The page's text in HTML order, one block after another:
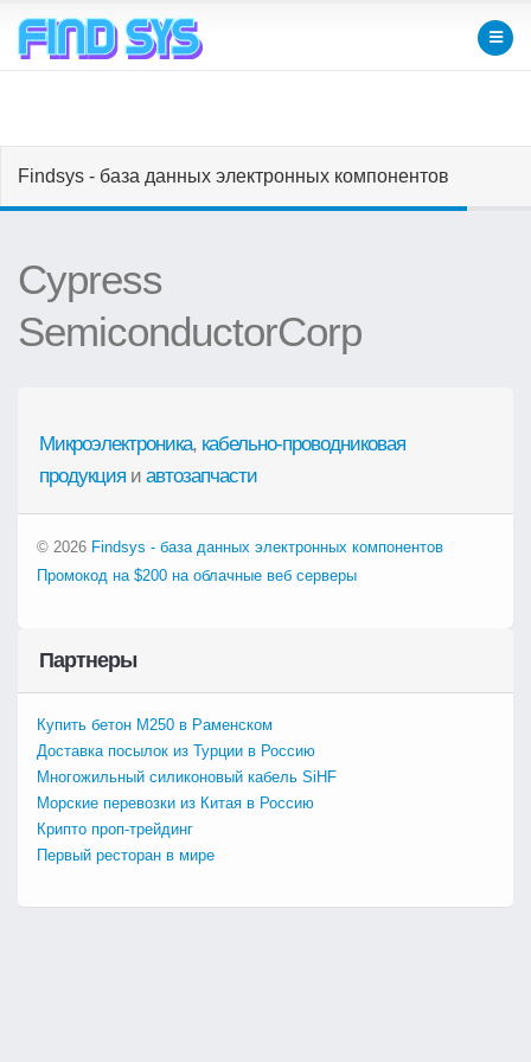
Findsys - база данных электронных компонентов
Cypress
SemiconductorCorp
Микроэлектроника, кабельно-проводниковая
продукция и автозапчасти
© 2026 Findsys - база данных электронных компонентов
Промокод на $200 на облачные веб серверы
Партнеры
Купить бетон М250 в Раменском
Доставка посылок из Турции в Россию
Многожильный силиконовый кабель SiHF
Морские перевозки из Китая в Россию
Крипто проп-трейдинг
Первый ресторан в мире